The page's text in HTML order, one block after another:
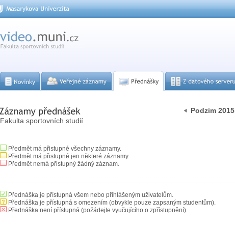
Fakulta sportovních studií
Podzim 2015
Předmět má přistupné všechny záznamy.
Předmět má přistupné jen některé záznamy.
Předmět nemá přistupný žádný záznam.
Přednáška je přístupná všem nebo přihlášeným uživatelům.
Přednáška je přístupná s omezením (obvykle pouze zapsaným studentům).
Přednáška není přístupná (požádejte vyučujícího o zpřístupnění).